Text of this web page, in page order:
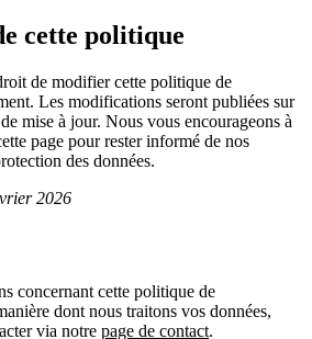
cette politique
de modifier cette politique de
Les modifications seront publiées sur
mise à jour. Nous vous encourageons à
page pour rester informé de nos
des données.
2026
concernant cette politique de
dont nous traitons vos données,
via notre page de contact.